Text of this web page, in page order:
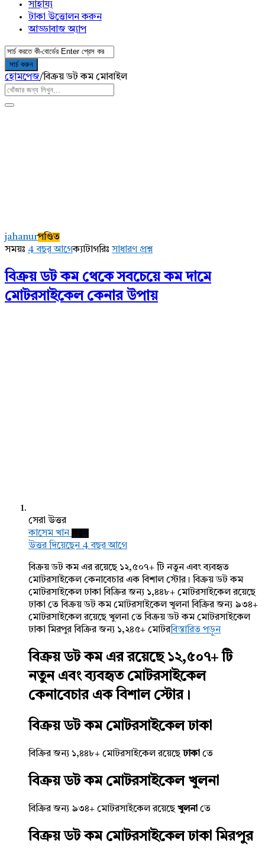
সাহায্য
টাকা উত্তোলন করুন
আড্ডাবাজ অ্যাপ
হোমপেজ/বিক্রয় ডট কম মোবাইল
Latest
প্রশ্ন
jahanurপণ্ডিত
সময়ঃ 4 বছর আগেক্যাটাগরিঃসাধারণ প্রশ্ন
বিক্রয় ডট কম থেকে সবচেয়ে কম দামে
মোটরসাইকেল কেনার উপায়
সেরা উত্তর
কাসেম খান
উত্তর দিয়েছেন 4 বছর আগে
বিক্রয় ডট কম এর রয়েছে ১২,৫০৭+ টি নতুন এবং ব্যবহৃত
মোটরসাইকেল কেনাবেচার এক বিশাল স্টোর। বিক্রয় ডট কম
মোটরসাইকেল ঢাকা বিক্রির জন্য ১,৪৪৮+ মোটরসাইকেল রয়েছে
ঢাকা তে বিক্রয় ডট কম মোটরসাইকেল খুলনা বিক্রির জন্য ৯৩৪+
মোটরসাইকেল রয়েছে খুলনা তে বিক্রয় ডট কম মোটরসাইকেল
ঢাকা মিরপুর বিক্রির জন্য ১,২৪৫+ মোটরবিস্তারিত পড়ুন
বিক্রয় ডট কম এর রয়েছে ১২,৫০৭+ টি
নতুন এবং ব্যবহৃত মোটরসাইকেল
কেনাবেচার এক বিশাল স্টোর।
বিক্রয় ডট কম মোটরসাইকেল ঢাকা
বিক্রির জন্য ১,৪৪৮+ মোটরসাইকেল রয়েছে ঢাকা তে
বিক্রয় ডট কম মোটরসাইকেল খুলনা
বিক্রির জন্য ৯৩৪+ মোটরসাইকেল রয়েছে খুলনা তে
বিক্রয় ডট কম মোটরসাইকেল ঢাকা মিরপুর